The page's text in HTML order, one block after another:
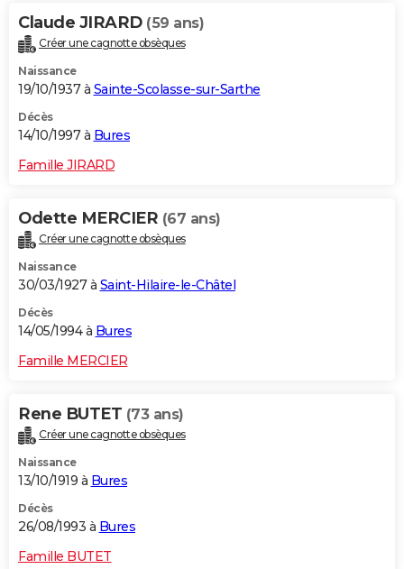
Claude JIRARD (59 ans)
Créer une cagnotte obsèques
Naissance
19/10/1937 à Sainte-Scolasse-sur-Sarthe
Décès
14/10/1997 à Bures
Famille JIRARD
Odette MERCIER (67 ans)
Créer une cagnotte obsèques
Naissance
30/03/1927 à Saint-Hilaire-le-Châtel
Décès
14/05/1994 à Bures
Famille MERCIER
Rene BUTET (73 ans)
Créer une cagnotte obsèques
Naissance
13/10/1919 à Bures
Décès
26/08/1993 à Bures
Famille BUTET